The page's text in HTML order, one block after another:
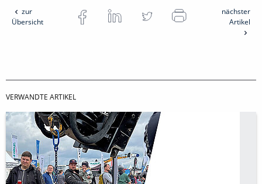
zur
Übersicht
nächster
Artikel
VERWANDTE ARTIKEL